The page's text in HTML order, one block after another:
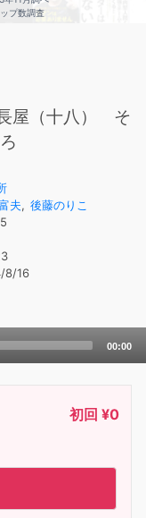
プ数調査
屋（十八） そ
夫, 後藤のりこ
8/16
00:00
初回 ¥0